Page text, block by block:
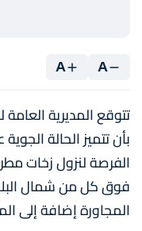
A
A
تتوقع المديرية العامة
بأن تتميز الحالة
الفرصة لنزول زخات
فوق كل من شمال
المجاورة إضافة إلى